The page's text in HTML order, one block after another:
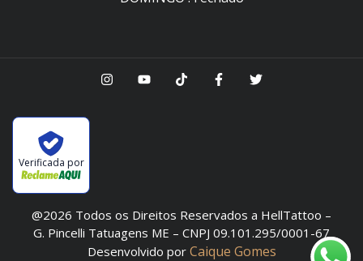
Verificada por
@2026 Todos os Direitos Reservados a HellTattoo –
G. Pincelli Tatuagens ME – CNPJ 09.101.295/0001-67
Desenvolvido por Caique Gomes